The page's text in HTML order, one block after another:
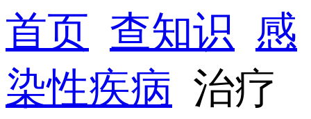
首页 查知识 感
染性疾病 治疗